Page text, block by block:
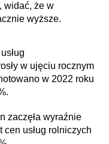
widać, że w
wyższe.
w ujęciu rocznym
w 2022 roku
zaczęła wyraźnie
cen usług rolniczych